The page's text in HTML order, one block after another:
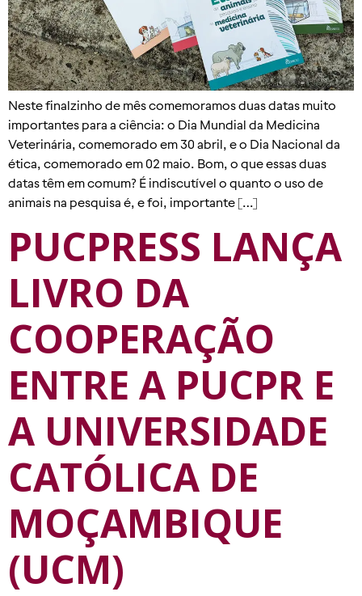
Neste finalzinho de mês comemoramos duas datas muito
importantes para a ciência: o Dia Mundial da Medicina
Veterinária, comemorado em 30 abril, e o Dia Nacional da
ética, comemorado em 02 maio. Bom, o que essas duas
datas têm em comum? É indiscutível o quanto o uso de
animais na pesquisa é, e foi, importante […]
PUCPRESS LANÇA
LIVRO DA
COOPERAÇÃO
ENTRE A PUCPR E
A UNIVERSIDADE
CATÓLICA DE
MOÇAMBIQUE
(UCM)